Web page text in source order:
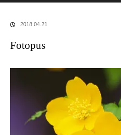
2018.04.21
Fotopus